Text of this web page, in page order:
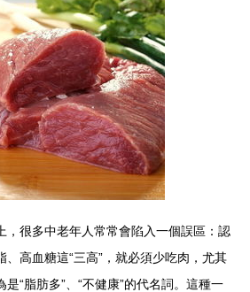
，很多中老年人常常會陷入一個誤區：認
高血糖這“三高”，就必須少吃肉，尤其
“脂肪多”、“不健康”的代名詞。這種一